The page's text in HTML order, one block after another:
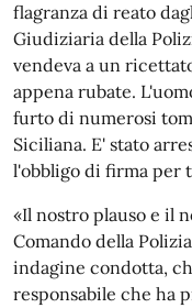
flagranza di reato
Giudiziaria della
vendeva a un
appena rubate.
furto di numerosi
Siciliana. E' stato
l'obbligo di firma per
«Il nostro plauso e il
Comando della
indagine condotta,
responsabile che ha